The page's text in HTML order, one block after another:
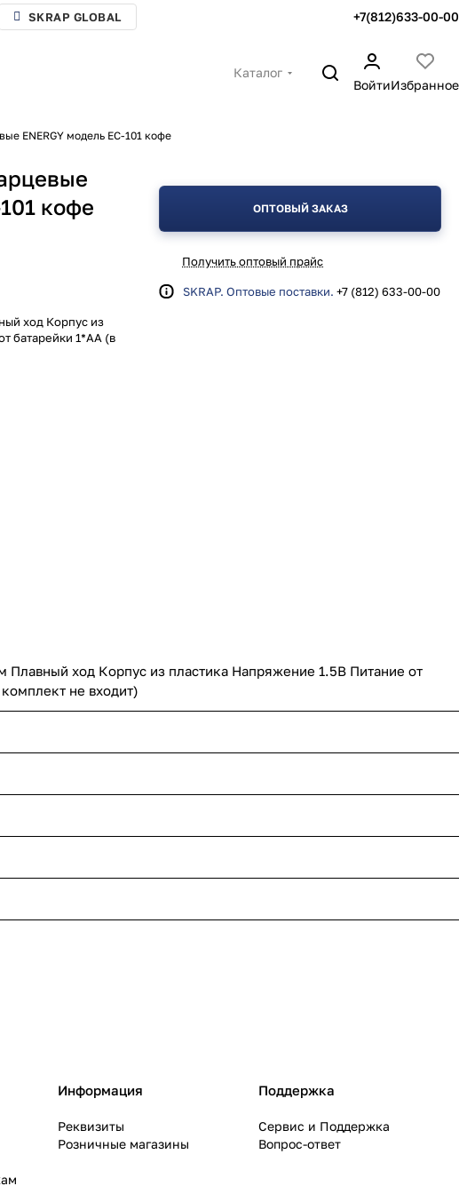
SKRAP GLOBAL +7(812)633-00-00
Каталог
ВойтиИзбранное
ENERGY модель ЕС-101 кофе
кофе
ход Корпус из
батарейки 1*АА (в
ОПТОВЫЙ ЗАКАЗ
Получить оптовый прайс
SKRAP. Оптовые поставки. +7 (812) 633-00-00
Плавный ход Корпус из пластика Напряжение 1.5В Питание от
не входит)
Информация
Реквизиты
Розничные магазины
Поддержка
Сервис и Поддержка
Вопрос-ответ